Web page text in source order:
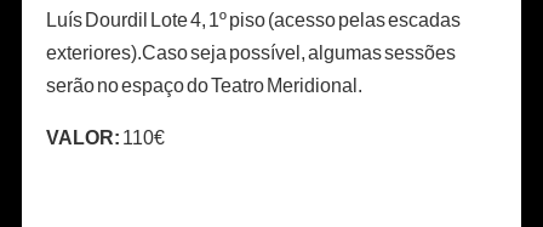
Luís Dourdil Lote 4, 1º piso (acesso pelas escadas
exteriores).Caso seja possível, algumas sessões
serão no espaço do Teatro Meridional.
VALOR: 110€